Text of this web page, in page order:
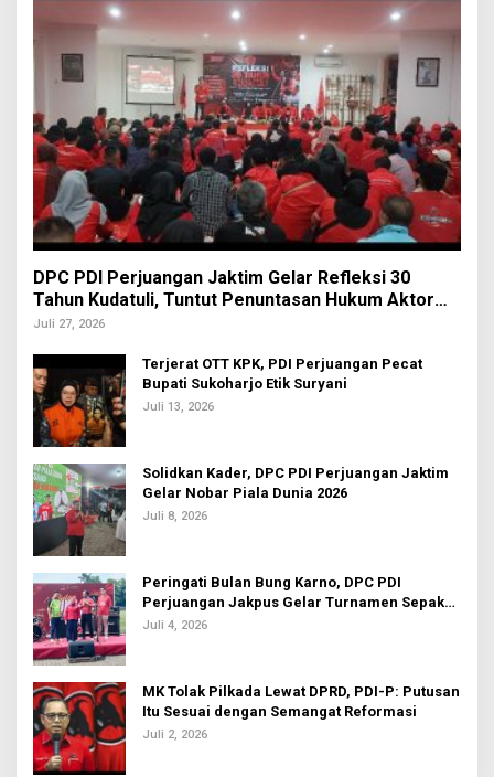
DPC PDI Perjuangan Jaktim Gelar Refleksi 30
Tahun Kudatuli, Tuntut Penuntasan Hukum Aktor
Intelektual
Juli 27, 2026
Terjerat OTT KPK, PDI Perjuangan Pecat
Bupati Sukoharjo Etik Suryani
Juli 13, 2026
Solidkan Kader, DPC PDI Perjuangan Jaktim
Gelar Nobar Piala Dunia 2026
Juli 8, 2026
Peringati Bulan Bung Karno, DPC PDI
Perjuangan Jakpus Gelar Turnamen Sepak
Bola U-20
Juli 4, 2026
MK Tolak Pilkada Lewat DPRD, PDI-P: Putusan
Itu Sesuai dengan Semangat Reformasi
Juli 2, 2026